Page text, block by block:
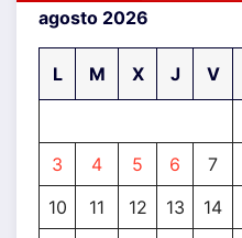
agosto 2026
L M X J V
3
4 5 6 7
10
11 12 13 14